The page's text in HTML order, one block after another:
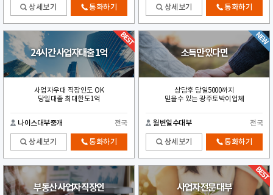
상세보기 통화하기 상세보기 통화하기
24시간 사업자대출 1억
사업자우대 직장인도 OK
당일대출 최대한도1억
나이스대부중개 전국
상세보기 통화하기
소득만 있다면
상담후 당일5000까지
믿을수 있는 광주토박이업체
월변일수대부 전국
상세보기 통화하기
부동산 사업자 직장인 사업자 전문 대부